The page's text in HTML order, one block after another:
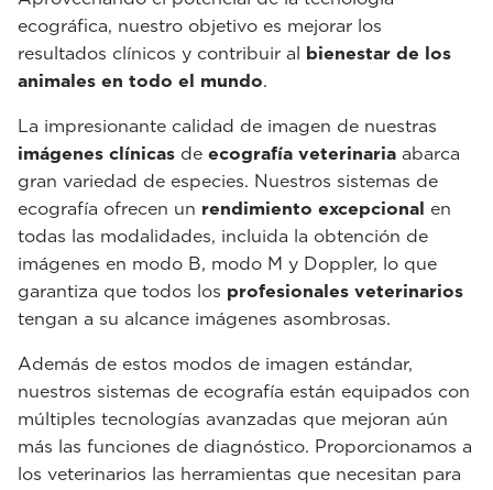
ecográfica, nuestro objetivo es mejorar los
resultados clínicos y contribuir al bienestar de los
animales en todo el mundo.
La impresionante calidad de imagen de nuestras
imágenes clínicas de ecografía veterinaria abarca
gran variedad de especies. Nuestros sistemas de
ecografía ofrecen un rendimiento excepcional en
todas las modalidades, incluida la obtención de
imágenes en modo B, modo M y Doppler, lo que
garantiza que todos los profesionales veterinarios
tengan a su alcance imágenes asombrosas.
Además de estos modos de imagen estándar,
nuestros sistemas de ecografía están equipados con
múltiples tecnologías avanzadas que mejoran aún
más las funciones de diagnóstico. Proporcionamos a
los veterinarios las herramientas que necesitan para